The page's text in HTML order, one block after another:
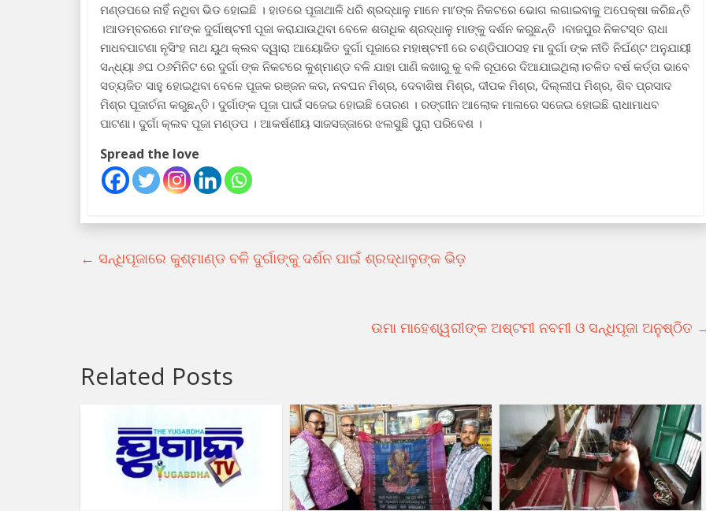
ମଣ୍ଡପରେ ନାହିଁ ନଥିବା ଭିଡ ହୋଇଛି । ହାତରେ ପୂଜାଥାଳି ଧରି ଶ୍ରଦ୍ଧାଳୁ ମାନେ ମା’ଙ୍କ ନିକଟରେ ଭୋଗ ଲଗାଇବାକୁ ଅପେକ୍ଷା କରିଛନ୍ତି
।ଆଡମ୍ବରରେ ମା’ଙ୍କ ଦୁର୍ଗାଷ୍ଟମୀ ପୂଜା କରାଯାଉଥିବା ବେଳେ ଶତାଧିକ ଶ୍ରଦ୍ଧାଳୁ ମାଙ୍କୁ ଦର୍ଶନ କରୁଛନ୍ତି ।ବାଜପୁର ନିକଟସ୍ତ ରାଧା
ମାଧବପାଟଣା ନୃସିଂହ ନାଥ ୟୁଥ କ୍ଲବ ଦ୍ୱାରା ଆୟୋଜିତ ଦୁର୍ଗା ପୂଜାରେ ମହାଷ୍ଟମୀ ରେ ଚଣ୍ଡିପାଠସହ ମା ଦୁର୍ଗା ଙ୍କ ନୀତି ନିର୍ଘଣ୍ଟ ଅନୁଯାୟୀ
ସନ୍ଧ୍ୟା ୬ଘ ୦୬ମିନିଟ ରେ ଦୁର୍ଗା ଙ୍କ ନିକଟରେ କୁଶ୍ମାଣ୍ଡ ବଳି ଯାହା ପାଣି କଖାରୁ କୁ ବଳି ରୂପରେ ଦିଆଯାଇଥିଲା।ଚଳିତ ବର୍ଷ କର୍ତ୍ତା ଭାବେ
ସତ୍ୟଜିତ ସାହୁ ହୋଇଥିବା ବେଳେ ପୂଜକ ରଞ୍ଜନ କର, ନବଘନ ମିଶ୍ର, ଦେବାଶିଷ ମିଶ୍ର, ଦୀପକ ମିଶ୍ର, ଦିଲ୍ଲୀପ ମିଶ୍ର, ଶିବ ପ୍ରସାଦ
ମିଶ୍ର ପୂଜାର୍ଚନା କରୁଛନ୍ତି। ଦୁର୍ଗାଙ୍କ ପୂଜା ପାଇଁ ସଜେଇ ହୋଇଛି ତୋରଣ । ରଙ୍ଗୀନ ଆଲୋକ ମାଳାରେ ସଜେଇ ହୋଇଛି ରାଧାମାଧବ
ପାଟଣା। ଦୁର୍ଗା କ୍ଲବ ପୂଜା ମଣ୍ଡପ । ଆକର୍ଷଣୀୟ ସାଜସଜ୍ଜାରେ ଝଲସୁଛି ପୁରା ପରିବେଶ ।
Spread the love
← ସନ୍ଧିପୂଜାରେ କୁଶ୍ମାଣ୍ଡ ବଳି ଦୁର୍ଗାଙ୍କୁ ଦର୍ଶନ ପାଇଁ ଶ୍ରଦ୍ଧାଳୁଙ୍କ ଭିଡ଼
ଉମା ମାହେଶ୍ୱରୀଙ୍କ ଅଷ୍ଟମୀ ନବମୀ ଓ ସନ୍ଧିପୂଜା ଅନୁଷ୍ଠିତ
Related Posts